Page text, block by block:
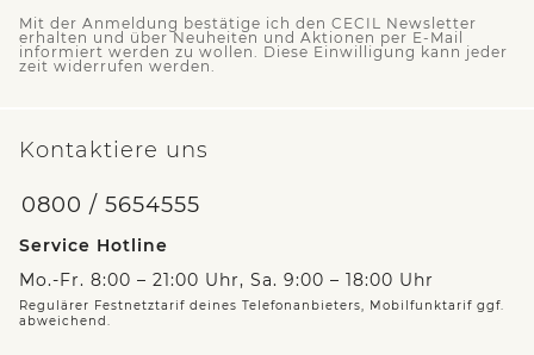
Mit der Anmeldung bestätige ich den CECIL Newsletter
erhalten und über Neuheiten und Aktionen per E-Mail
informiert werden zu wollen. Diese Einwilligung kann jeder
zeit widerrufen werden.
Kontaktiere uns
0800 / 5654555
Service Hotline
Mo.-Fr. 8:00 – 21:00 Uhr, Sa. 9:00 – 18:00 Uhr
Regulärer Festnetztarif deines Telefonanbieters, Mobilfunktarif ggf.
abweichend.